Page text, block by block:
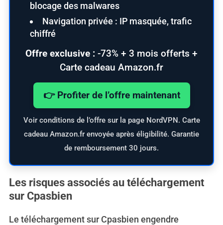
blocage des malwares
Navigation privée : IP masquée, trafic
chiffré
Offre exclusive : -73% + 3 mois offerts +
Carte cadeau Amazon.fr
👉 Profiter de l’offre maintenant
Voir conditions de l’offre sur la page NordVPN. Carte
cadeau Amazon.fr envoyée après éligibilité. Garantie
de remboursement 30 jours.
Les risques associés au téléchargement
sur Cpasbien
Le téléchargement sur Cpasbien engendre